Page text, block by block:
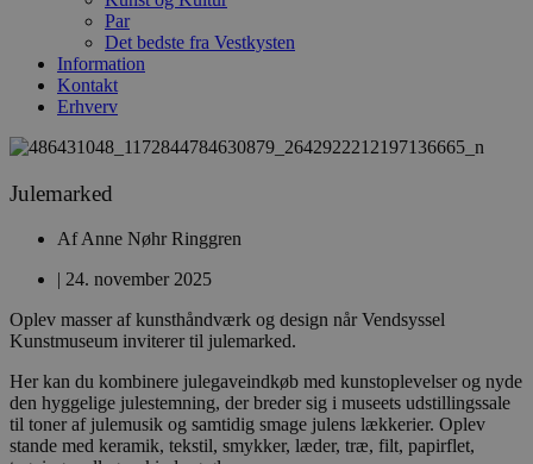
Par
Det bedste fra Vestkysten
Information
Kontakt
Erhverv
Julemarked
AfAnne Nøhr Ringgren
| 24. november 2025
Oplev masser af kunsthåndværk og design når Vendsyssel
Kunstmuseum inviterer til julemarked.
Her kan du kombinere julegaveindkøb med kunstoplevelserog nyde
den hyggelige julestemning, der breder sig i museets udstillingssale
til toner af julemusik og samtidig smage julens lækkerier. Oplev
stande med keramik, tekstil, smykker, læder, træ, filt, papirflet,